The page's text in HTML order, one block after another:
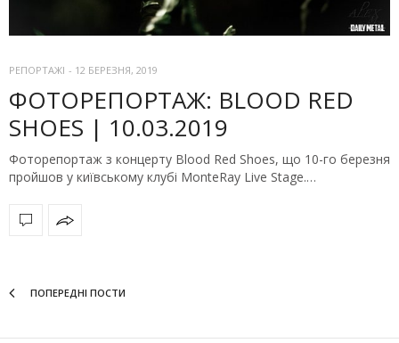
РЕПОРТАЖІ - 12 БЕРЕЗНЯ, 2019
ФОТОРЕПОРТАЖ: BLOOD RED
SHOES | 10.03.2019
Фоторепортаж з концерту Blood Red Shoes, що 10-го березня
пройшов у київському клубі MonteRay Live Stage.…
ПОПЕРЕДНІ ПОСТИ